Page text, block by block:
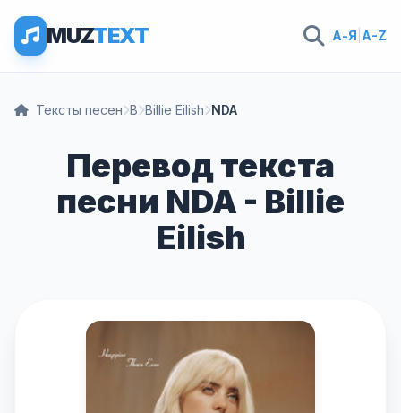
MUZTEXT А-Я A-Z
Тексты песен B Billie Eilish NDA
Перевод текста
песни NDA - Billie
Eilish